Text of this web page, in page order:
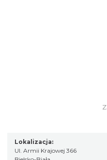
Lokalizacja:
Ul. Armii Krajowej 366